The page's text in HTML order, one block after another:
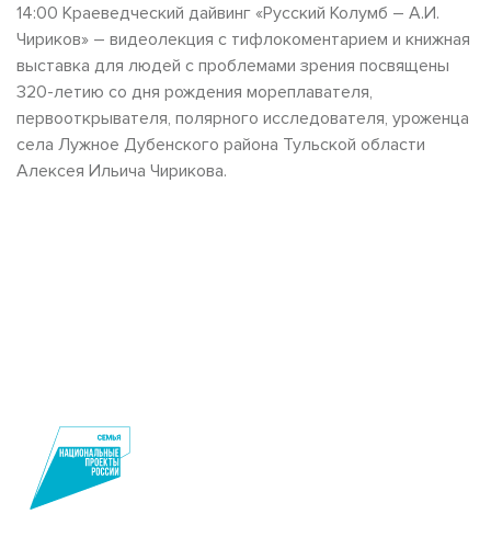
14:00 Краеведческий дайвинг «Русский Колумб – А.И.
Чириков» – видеолекция с тифлокоментарием и книжная
выставка для людей с проблемами зрения посвящены
320-летию со дня рождения мореплавателя,
первооткрывателя, полярного исследователя, уроженца
села Лужное Дубенского района Тульской области
Алексея Ильича Чирикова.